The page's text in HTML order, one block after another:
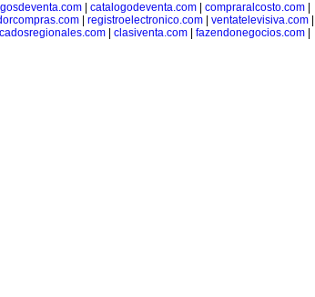
catalogodeventa.com compraralcosto.com
registroelectronico.com ventatelevisiva.com
| clasiventa.com| fazendonegocios.com|